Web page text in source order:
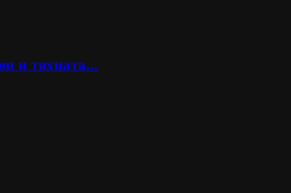
и тяхната...